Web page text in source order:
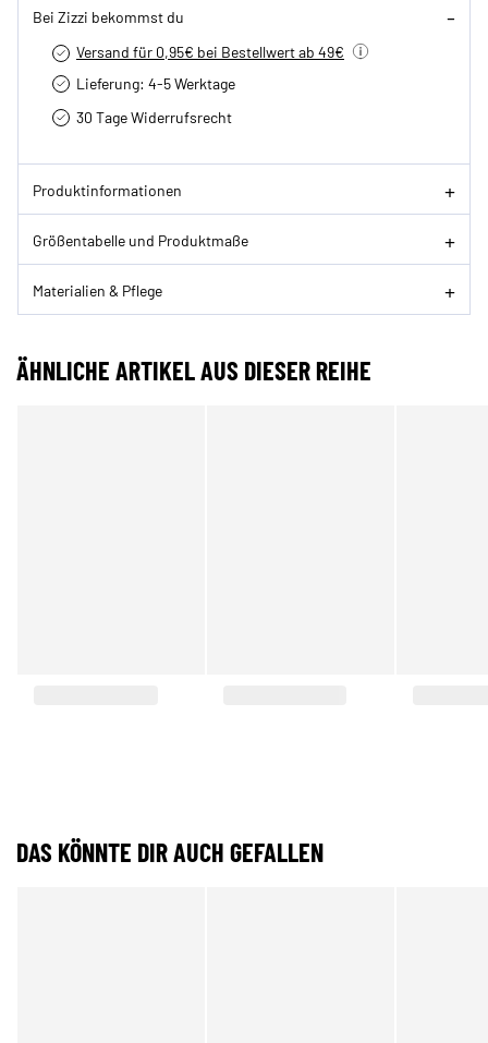
Bei Zizzi bekommst du
Versand für 0,95€ bei Bestellwert ab 49€
Lieferung: 4-5 Werktage
30 Tage Widerrufsrecht
Produktinformationen
Größentabelle und Produktmaße
Materialien & Pflege
ÄHNLICHE ARTIKEL AUS DIESER REIHE
DAS KÖNNTE DIR AUCH GEFALLEN